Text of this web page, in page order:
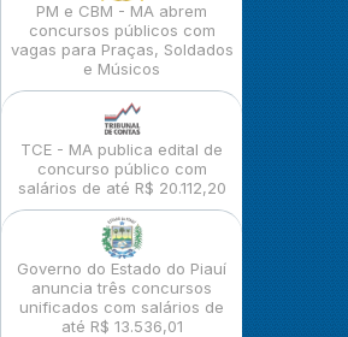
PM e CBM - MA abrem
concursos públicos com
vagas para Praças, Soldados
e Músicos
TCE - MA publica edital de
concurso público com
salários de até R$ 20.112,20
Governo do Estado do Piauí
anuncia três concursos
unificados com salários de
até R$ 13.536,01